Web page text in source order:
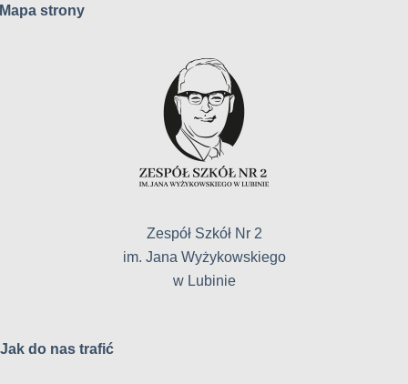
Mapa strony
Zespół Szkół Nr 2
im. Jana Wyżykowskiego
w Lubinie
Jak do nas trafić